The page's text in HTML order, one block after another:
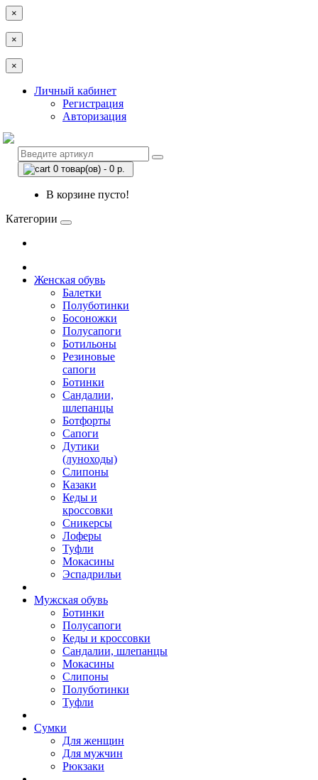
×
×
×
Личный кабинет
Регистрация
Авторизация
0 товар(ов) - 0 р.
В корзине пусто!
Категории
Женская обувь
Балетки
Полуботинки
Босоножки
Полусапоги
Ботильоны
Резиновые
сапоги
Ботинки
Сандалии,
шлепанцы
Ботфорты
Сапоги
Дутики
(луноходы)
Слипоны
Казаки
Кеды и
кроссовки
Сникерсы
Лоферы
Туфли
Мокасины
Эспадрильи
Мужская обувь
Ботинки
Полусапоги
Кеды и кроссовки
Сандалии, шлепанцы
Мокасины
Слипоны
Полуботинки
Туфли
Сумки
Для женщин
Для мужчин
Рюкзаки